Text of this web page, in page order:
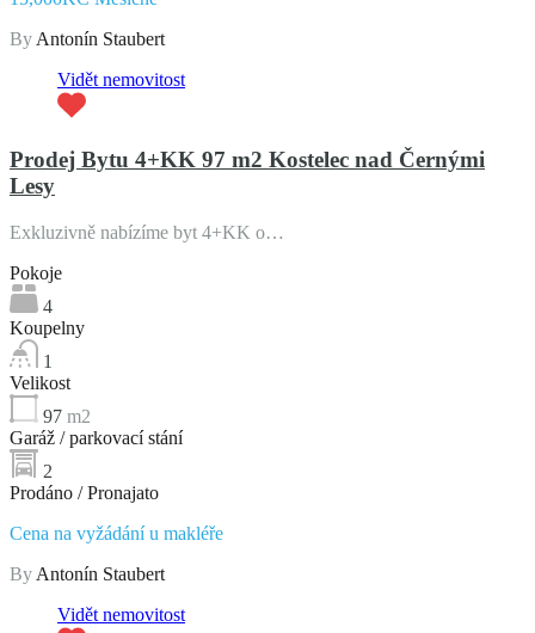
ByAntonín Staubert
Vidět nemovitost
Prodej Bytu 4+KK 97 m2 Kostelec nad Černými
Lesy
Exkluzivně nabízíme byt 4+KK o…
Pokoje
4
Koupelny
1
Velikost
97 m2
Garáž / parkovací stání
2
Prodáno / Pronajato
Cena na vyžádání u makléře
By Antonín Staubert
Vidět nemovitost